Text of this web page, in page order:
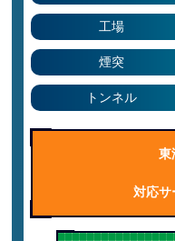
工場
煙突
トンネル
東
対応サ